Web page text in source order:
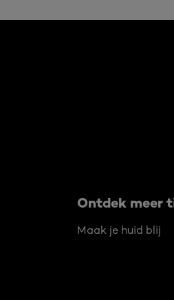
Ontdek meer
Maak je huid blij